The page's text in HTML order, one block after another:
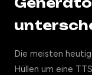
Die meisten
Hüllen um eine